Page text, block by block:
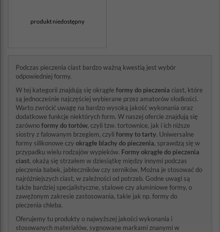
produkt niedostępny
Podczas pieczenia ciast bardzo ważną kwestią jest wybór
odpowiedniej formy.
W tej kategorii znajdują się okrągłe formy do pieczenia ciast, które
są jednocześnie najczęściej wybierane przez amatorów słodkości.
Warto zwrócić uwagę na bardzo wysoką jakość wykonania oraz
dodatkowe funkcje niektórych form. W naszej ofercie znajdują się
zarównoformy do tortów, czyli tzw. tortownice, jak i ich niższe
siostry z falowanym brzegiem, czyli formy to tarty. Uniwersalne
formy silikonowe czy okrągłe blachy do pieczenia, sprawdzą się w
przypadku wielu rodzajów wypieków. Formy okrągłe do pieczenia
ciast, okażą się strzałem w dziesiątkę między innymi podczas
pieczenia babek, jabłeczników czy serników. Można je stosować do
najróżniejszych ciast, w zależności od potrzeb. Godne uwagi są
także bardziej specjalistyczne, stalowe czy aluminiowe formy, o
zawężonym zakresie zastosowania, takie jak np. formy do
pieczenia chleba.
Oferujemy tu produkty o najwyższej jakości wykonania i
stosowanych materiałów, sygnowane markami znanymi w